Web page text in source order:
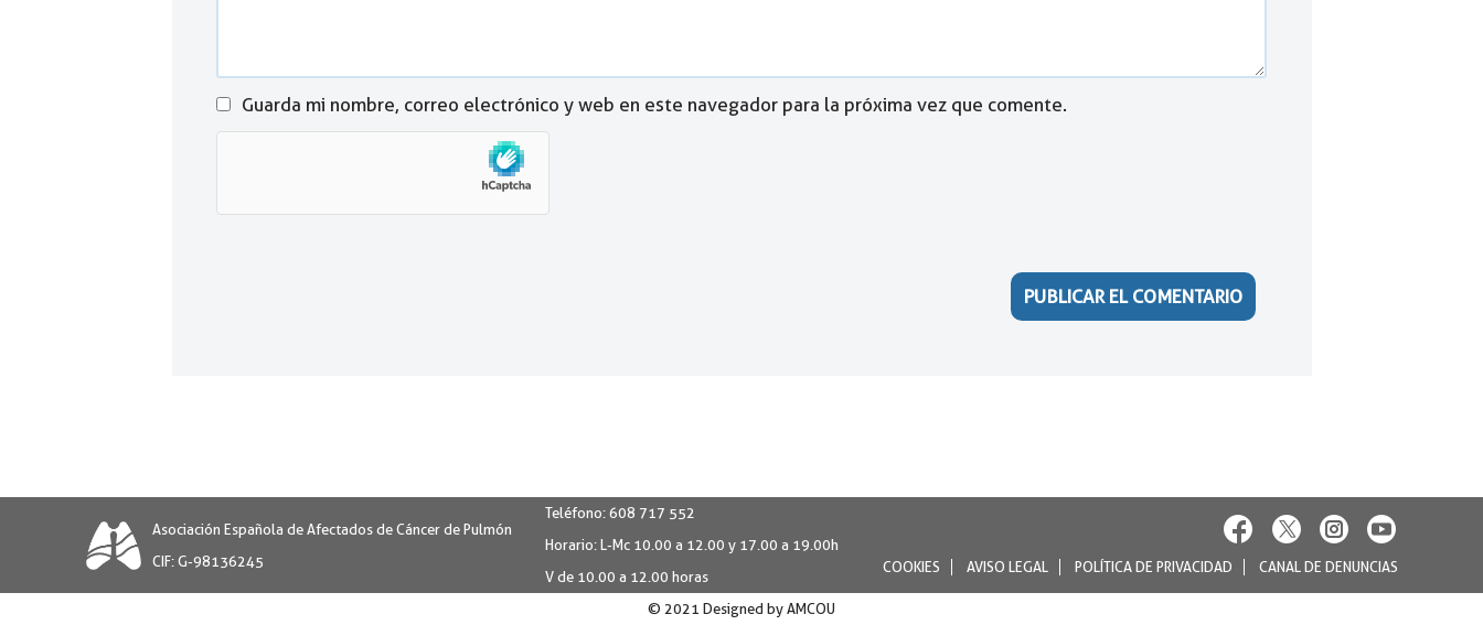
Guarda mi nombre, correo electrónico y web en este navegador para la próxima vez que comente.
Asociación Española de Afectados de Cáncer de Pulmón
CIF: G-98136245
Teléfono: 608 717 552
Horario: L-Mc 10.00 a 12.00 y 17.00 a 19.00h
V de 10.00 a 12.00 horas
COOKIES AVISO LEGAL POLÍTICA DE PRIVACIDAD CANAL DE DENUNCIAS
© 2021 Designed by AMCOU